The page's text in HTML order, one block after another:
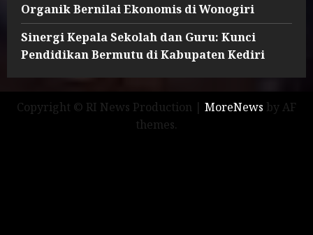
Organik Bernilai Ekonomis di Wonogiri
Sinergi Kepala Sekolah dan Guru: Kunci
Pendidikan Bermutu di Kabupaten Kediri
Copyright © RI News Production | MoreNews by AF
themes.